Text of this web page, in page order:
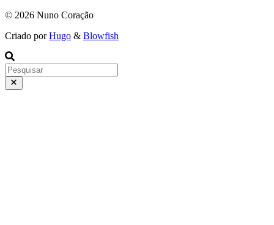
© 2026 Nuno Coração
Criado porHugo & Blowfish